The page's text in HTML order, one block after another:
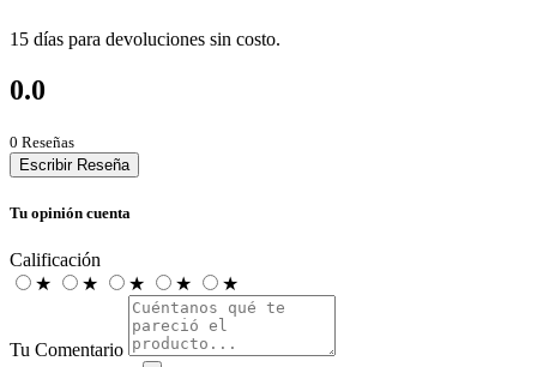
15 días para devoluciones sin costo.
0.0
0 Reseñas
Escribir Reseña
Tu opinión cuenta
Calificación
★
★ ★ ★ ★
Tu Comentario